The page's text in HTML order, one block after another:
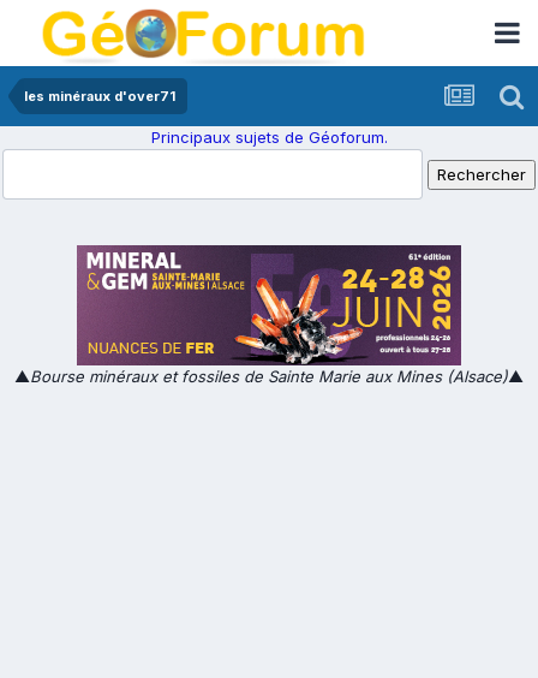
les minéraux d'over71
Principaux sujets de Géoforum.
▲Bourse minéraux et fossiles de Sainte Marie aux Mines (Alsace)▲